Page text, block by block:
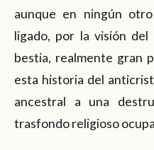
aunque en ningún
ligado, por la visión
bestia, realmente gran
esta historia del
ancestral a una
trasfondo religioso